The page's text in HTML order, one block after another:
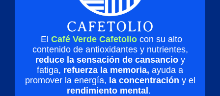
El Café Verde Cafetoliocon su alto
contenido de antioxidantes y nutrientes,
reduce la sensación de cansancioy
fatiga, refuerza la memoria, ayuda a
promover la energía, la concentración y el
rendimiento mental.